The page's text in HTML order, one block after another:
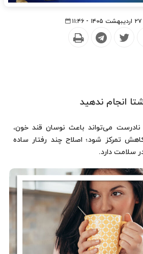
می‌تواند باعث نوسان قند خون،
تمرکز شود؛ اصلاح چند رفتار ساده
سلامت دارد.